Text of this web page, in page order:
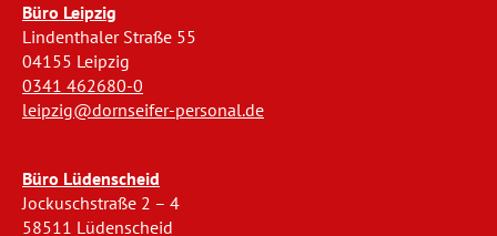
Büro Leipzig
Lindenthaler Straße 55
04155 Leipzig
0341 462680-0
leipzig@dornseifer-personal.de
Büro Lüdenscheid
Jockuschstraße 2 – 4
58511 Lüdenscheid